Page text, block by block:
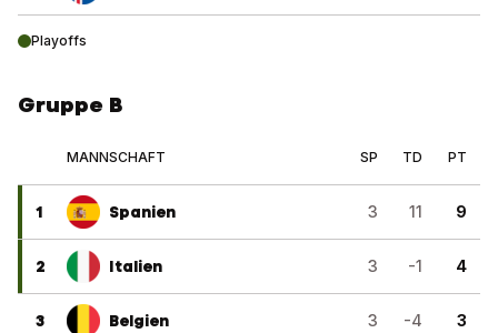
Playoffs
Gruppe B
MANNSCHAFT SP TD PT
1 Spanien 3 11 9
2 Italien 3 -1 4
3 Belgien 3 -4 3